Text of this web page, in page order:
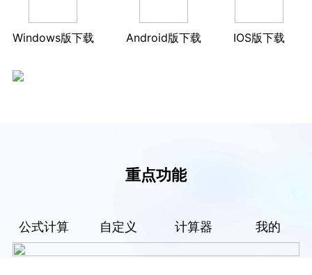
Windows版下载 Android版下载 IOS版下载
重点功能
公式计算 自定义 计算器 我的